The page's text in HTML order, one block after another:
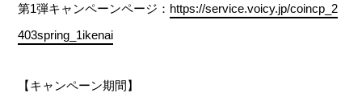
第1弾キャンペーンページ： https://service.voicy.jp/coincp_2
403spring_1ikenai
【キャンペーン期間】